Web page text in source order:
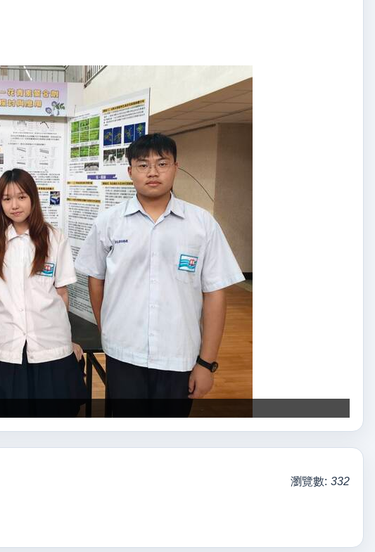
瀏覽數: 332